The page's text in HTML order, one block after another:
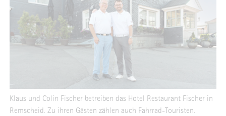
Klaus und Colin Fischer betreiben das Hotel Restaurant Fischer in
Remscheid. Zu ihren Gästen zählen auch Fahrrad-Touristen.